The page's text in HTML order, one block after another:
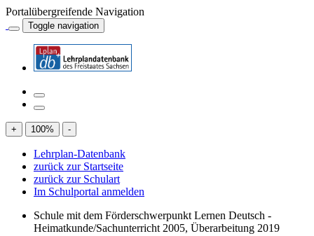
Portalübergreifende Navigation
Toggle navigation
+ 100% -
Lehrplan-Datenbank
zurück zur Startseite
zurück zur Schulart
Im Schulportal anmelden
Schule mit dem Förderschwerpunkt Lernen Deutsch -
Heimatkunde/Sachunterricht 2005, Überarbeitung 2019